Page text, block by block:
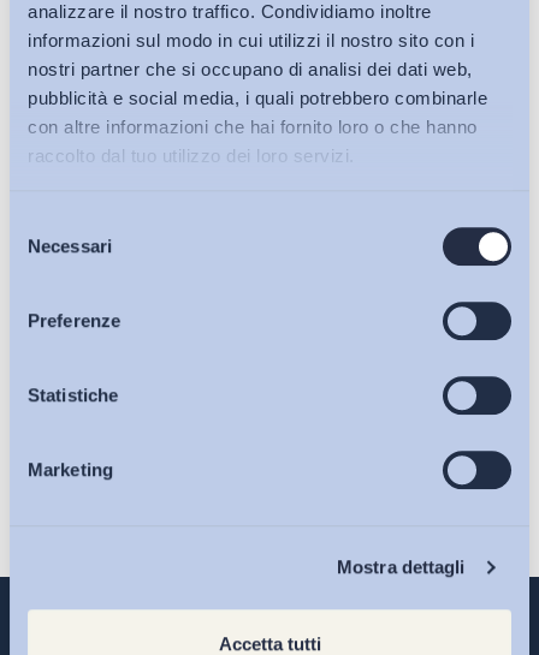
analizzare il nostro traffico. Condividiamo inoltre
informazioni sul modo in cui utilizzi il nostro sito con i
nostri partner che si occupano di analisi dei dati web,
pubblicità e social media, i quali potrebbero combinarle
con altre informazioni che hai fornito loro o che hanno
raccolto dal tuo utilizzo dei loro servizi.
delNecessari
Preferenze
Statistiche
Marketing
Mostra dettagli
Accetta tutti
Bollettini ADAPT
Articoli
Osservatori
Eventi
Ho letto e Accetto il trattamento dei dati personali descritti